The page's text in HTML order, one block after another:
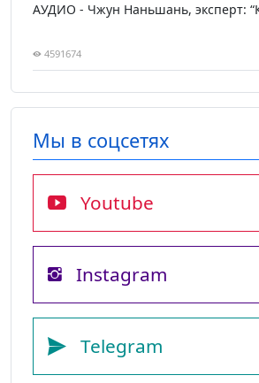
АУДИО - Чжун Наньшань, эксперт:
4591674
Мы в соцсетях
Youtube
Instagram
Telegram